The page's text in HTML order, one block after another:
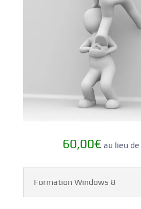
60,00€ au lieu
Formation Windows 8